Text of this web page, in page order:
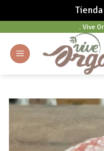
content
. Vive